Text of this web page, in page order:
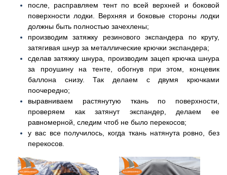
после, расправляем тент по всей верхней и боковой
поверхности лодки. Верхняя и боковые стороны лодки
должны быть полностью зачехлены;
производим затяжку резинового экспандера по кругу,
затягивая шнур за металлические крючки экспандера;
сделав затяжку шнура, производим зацеп крючка шнура
за проушину на тенте, обогнув при этом, концевик
баллона снизу. Так делаем с двумя крючками
поочередно;
выравниваем растянутую ткань по поверхности,
проверяем как затянут экспандер, делаем ее
равномерной, следим чтоб не было перекосов;
у вас все получилось, когда ткань натянута ровно, без
перекосов.